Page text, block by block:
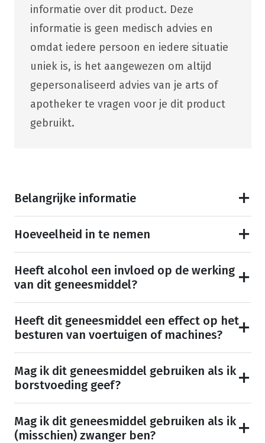
informatie over dit product. Deze
informatie is geen medisch advies en
omdat iedere persoon en iedere situatie
uniek is, is het aangewezen om altijd
gepersonaliseerd advies van je arts of
apotheker te vragen voor je dit product
gebruikt.
Belangrijke informatie
Hoeveelheid in te nemen
Heeft alcohol een invloed op de werking
van dit geneesmiddel?
Heeft dit geneesmiddel een effect op het
besturen van voertuigen of machines?
Mag ik dit geneesmiddel gebruiken als ik
borstvoeding geef?
Mag ik dit geneesmiddel gebruiken als ik
(misschien) zwanger ben?